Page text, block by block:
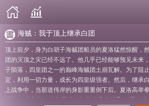
海贼：我于顶上继承白团
顶上前夕，身为白胡子海贼团船员的夏洛猛然惊醒，
团的灭顶之灾已经不远了。他几乎已经能够预见未来
子陨落，四皇团之一的巅峰海贼团土崩瓦解。为了阻
定，利用一切力量，成长为四皇级强者。然后，继承
上战争中，当那道伟岸的身影重重倒下后。夏洛高举